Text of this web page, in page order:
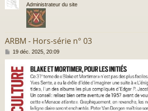
Administrateur du site
ARBM - Hors-série n° 03
M
e
s
s
a
g
e
19 déc. 2025, 20:09